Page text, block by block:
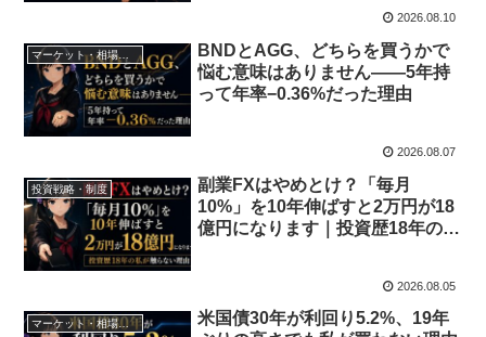
2026.08.10
マーケット・相場分析
BNDとAGG、どちらを買うかで
悩む意味はありません——5年持
って年率−0.36%だった理由
2026.08.07
投資戦略・制度
副業FXはやめとけ？「毎月
10%」を10年伸ばすと2万円が18
億円になります｜投資歴18年の私
2026.08.05
マーケット・相場分析
米国債30年が利回り5.2%、19年